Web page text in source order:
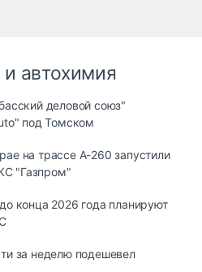
автохимия
деловой союз"
под Томском
на трассе А-260 запустили
"Газпром"
конца 2026 года планируют
за неделю подешевел